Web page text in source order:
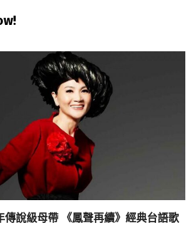
傳說級母帶 《鳳聲再續》經典台語歌